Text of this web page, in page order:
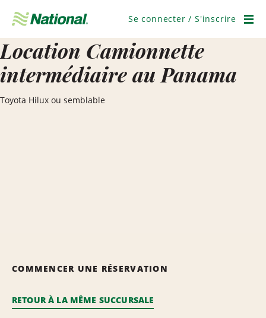
navigation
Se connecter / S'inscrire
Location Camionnette
intermédiaire au Panama
Toyota Hilux ou semblable
COMMENCER UNE RÉSERVATION
RETOUR À LA MÊME SUCCURSALE